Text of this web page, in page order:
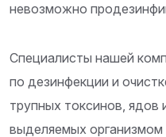
невозможно
Специалисты нашей
по дезинфекции и
трупных токсинов, ядов
выделяемых организмом